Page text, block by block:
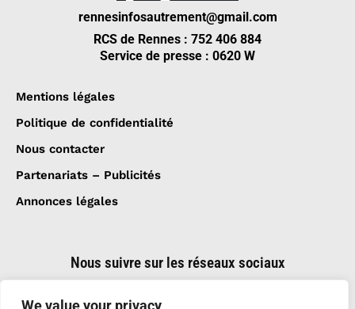
We value your privacy
rennesinfosautrement@gmail.com
RCS de Rennes : 752 406 884
Service de presse : 0620 W
Mentions légales
Politique de confidentialité
Nous contacter
Partenariats – Publicités
Annonces légales
Nous suivre sur les réseaux sociaux